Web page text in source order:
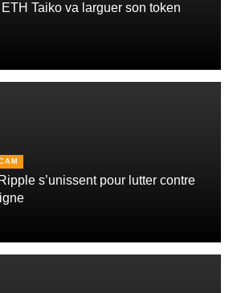
Taiko va larguer son token
s’unissent pour lutter contre